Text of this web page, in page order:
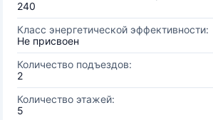
240
Класс энергетической эффективности:
Не присвоен
Количество подъездов:
2
Количество этажей:
5